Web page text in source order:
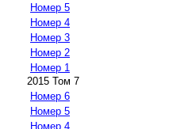
Номер 5
Номер 4
Номер 3
Номер 2
Номер 1
2015 Том 7
Номер 6
Номер 5
Номер 4